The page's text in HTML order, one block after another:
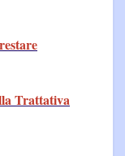
Trattativa